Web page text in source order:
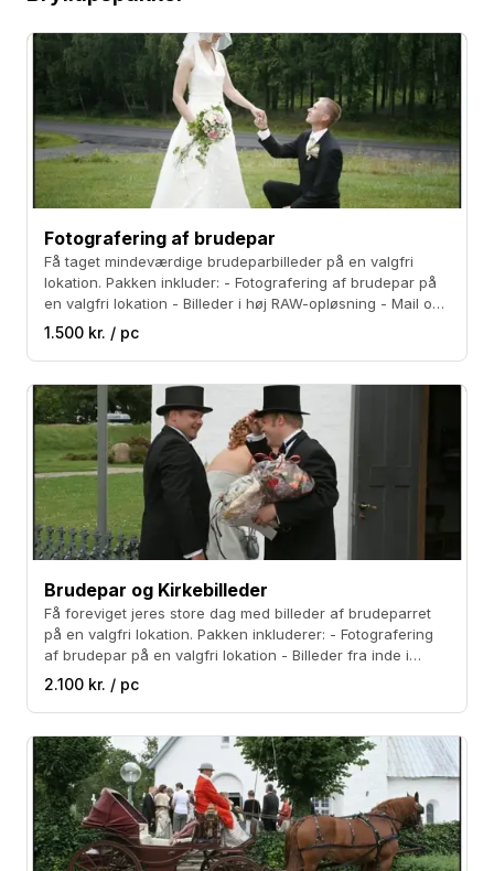
Fotografering af brudepar
Få taget mindeværdige brudeparbilleder på en valgfri
lokation. Pakken inkluder: - Fotografering af brudepar på
en valgfri lokation - Billeder i høj RAW-opløsning - Mail og
CD-rom med jeres billeder
1.500 kr. / pc
Brudepar og Kirkebilleder
Få foreviget jeres store dag med billeder af brudeparret
på en valgfri lokation. Pakken inkluderer: - Fotografering
af brudepar på en valgfri lokation - Billeder fra inde i
kirken, samt udenfor kirken, når jeres gæster ønsker jer
tillykke - Billeder i høj RAW-opløsning - Mail og CD-rom
med jeres billeder
2.100 kr. / pc